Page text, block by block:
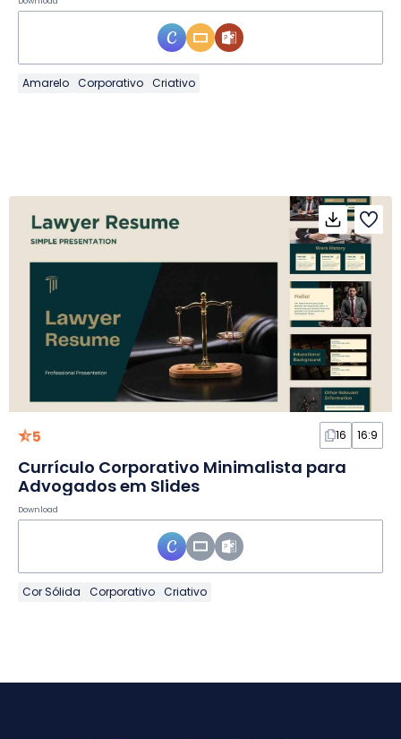
Amarelo Corporativo Criativo
5 16 16:9
Currículo Corporativo Minimalista para
Advogados em Slides
Download
Cor Sólida Corporativo Criativo